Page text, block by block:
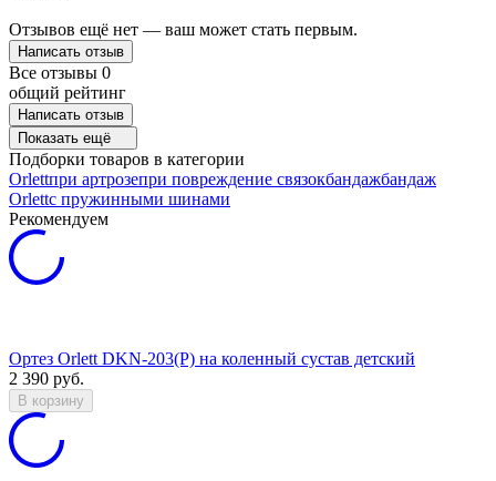
Отзывов ещё нет — ваш может стать первым.
Написать отзыв
Все отзывы 0
общий рейтинг
Написать отзыв
Показать ещё
Подборки товаров в категории
Orlettпри артрозепри повреждение связокбандажбандаж
Orlettс пружинными шинами
Рекомендуем
Ортез Orlett DKN-203(P) на коленный сустав детский
2 390 руб.
В корзину